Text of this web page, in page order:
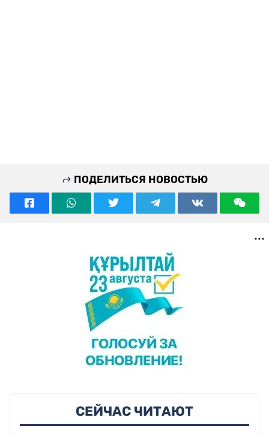
ПОДЕЛИТЬСЯ НОВОСТЬЮ
СЕЙЧАС ЧИТАЮТ